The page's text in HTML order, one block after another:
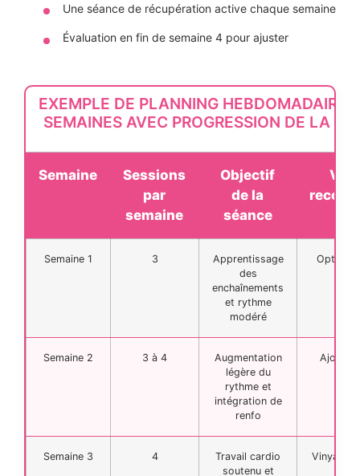
Une séance de récupération active chaque semaine
Évaluation en fin de semaine 4 pour ajuster
EXEMPLE DE PLANNING HEBDOMADAIRE
SEMAINES AVEC PROGRESSION DE LA
Semaine
Sessions
par
semaine
Objectif
de la
séance
Semaine 1 3
Apprentissage
des
enchaînements
et rythme
modéré
Options
Semaine 2 3 à 4
Augmentation
légère du
rythme et
intégration de
renfo
Ajout
Semaine 3 4
Travail cardio
soutenu et
Vinyasa